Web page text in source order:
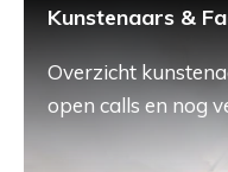
Kunstenaars &
Overzicht
open calls en nog